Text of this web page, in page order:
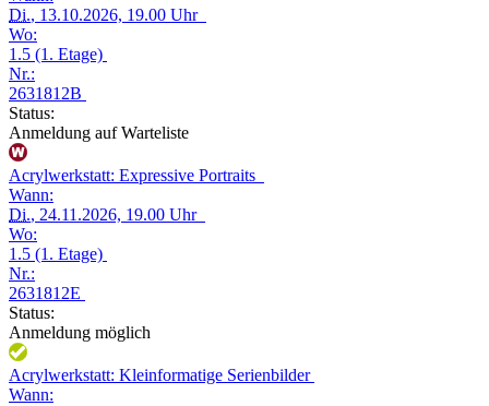
Di., 13.10.2026, 19.00 Uhr
Wo:
1.5 (1. Etage)
Nr.:
2631812B
Status:
Anmeldung auf Warteliste
Acrylwerkstatt: Expressive Portraits
Wann:
Di., 24.11.2026, 19.00 Uhr
Wo:
1.5 (1. Etage)
Nr.:
2631812E
Status:
Anmeldung möglich
Acrylwerkstatt: Kleinformatige Serienbilder
Wann: